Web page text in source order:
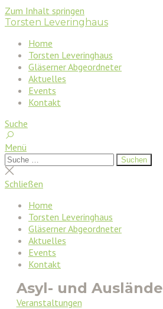
Zum Inhalt springen
Torsten Leveringhaus
Home
Torsten Leveringhaus
Gläserner Abgeordneter
Aktuelles
Events
Kontakt
Suche
Menü
Suchen
nach:
Suchen
Suche
schließen
Schließen
Home
Torsten Leveringhaus
Gläserner Abgeordneter
Aktuelles
Events
Kontakt
Asyl- und
Veranstaltungen